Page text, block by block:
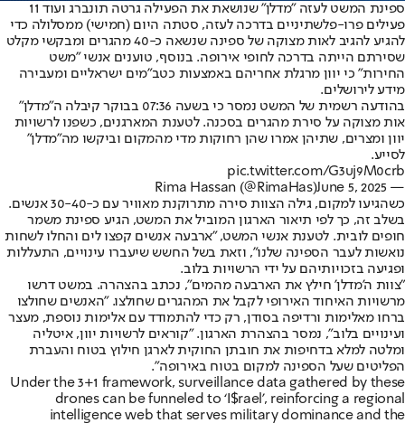
ספינת המשט לעזה "מדלן" שנושאת את הפעילה גרטה תונברג ועוד 11
פעילים פרו-פלשתיניים בדרכה לעזה, סטתה היום (חמישי) ממסלולה כדי
להגיע להגיב לאות מצוקה של ספינה שנשאה כ-40 מהגרים ומבקשי מקלט
שסירתם הייתה בדרכה לחופי אירופה. בנוסף, טוענים אנשי "משט
החירות" כי יוון מרגלת אחריהם באמצעות כטב"מים ישראליים ומעבירה
מידע לירושלים.
בהודעה רשמית של המשט נמסר כי בשעה 07:36 בבוקר קיבלה ה"מדלן"
אות מצוקה על סירת מהגרים בסכנה. לטענת המארגנים, כשפנו לרשויות
יוון ומצרים, שתיהן אמרו שהן רחוקות מדי מהמקום וביקשו מה"מדלן"
לסייע.
pic.twitter.com/G3uj9M0crb
— Rima Hassan (@RimaHas)
June 5, 2025
כשהגיעו למקום, גילה הצוות סירה מתרוקנת מאוויר עם כ-30-40 אנשים.
בשלב זה, כך לפי תיאור הארגון המוביל את המשט, הגיע ספינת משמר
חופים לובית. לטענת אנשי המשט, "ארבעה אנשים קפצו לים והחלו לשחות
נואשות לעבר הספינה שלנו", וזאת בשל החשש שיעברו עינויים, התעללות
ופגיעה בזכויותיהם על ידי הרשויות בלוב.
"צוות ה'מדלן' חילץ את הארבעה מהמים", נכתב בהצהרה. במשט דרשו
מרשויות האיחוד האירופי לקבל את המהגרים שחולצו. "האנשים שחולצו
ברחו מאלימות ורדיפה בסודן, רק כדי להתמודד עם אלימות נוספת, מעצר
ועינויים בלוב", נמסר בהצהרת הארגון. "קוראים לרשויות יוון, איטליה
ומלטה למלא בדחיפות את חובתן החוקית לארגן חילוץ בטוח והעברת
הפליטים שעל הספינה למקום בטוח באירופה".
Under the 3+1 framework, surveillance data gathered by these
drones can be funneled to ‘I$rael’, reinforcing a regional
intelligence web that serves military dominance and the